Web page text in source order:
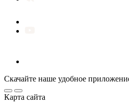
Скачайте наше удобное
Карта сайта